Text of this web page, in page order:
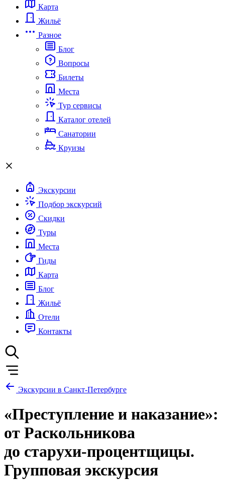
Карта
Жильё
Разное
Блог
Вопросы
Билеты
Места
Тур сервисы
Каталог отелей
Санатории
Круизы
Экскурсии
Подбор экскурсий
Скидки
Туры
Места
Гиды
Карта
Блог
Жильё
Отели
Контакты
Экскурсии в Санкт-Петербурге
«Преступление и наказание»:
от Раскольникова
до старухи-процентщицы.
Групповая экскурсия